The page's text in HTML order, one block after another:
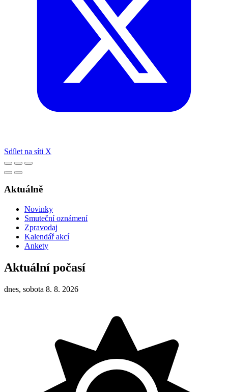
Sdílet na síti X
Aktuálně
Novinky
Smuteční oznámení
Zpravodaj
Kalendář akcí
Ankety
Aktuální počasí
dnes, sobota 8. 8. 2026